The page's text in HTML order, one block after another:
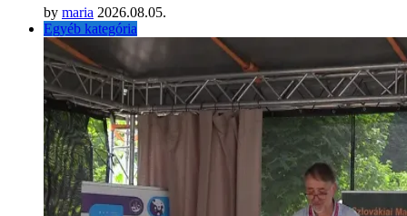
by maria 2026.08.05.
Egyéb kategória